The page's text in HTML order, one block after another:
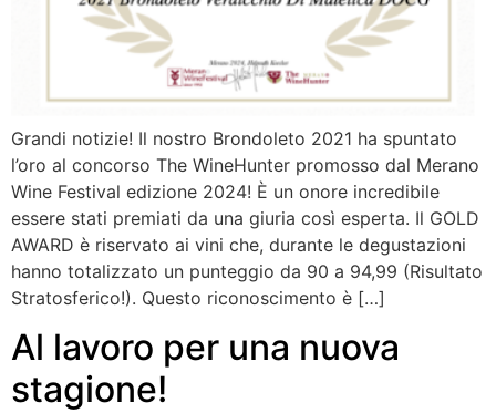
Grandi notizie! Il nostro Brondoleto 2021 ha spuntato
l’oro al concorso The WineHunter promosso dal Merano
Wine Festival edizione 2024! È un onore incredibile
essere stati premiati da una giuria così esperta. Il GOLD
AWARD è riservato ai vini che, durante le degustazioni
hanno totalizzato un punteggio da 90 a 94,99 (Risultato
Stratosferico!). Questo riconoscimento è […]
Al lavoro per una nuova
stagione!